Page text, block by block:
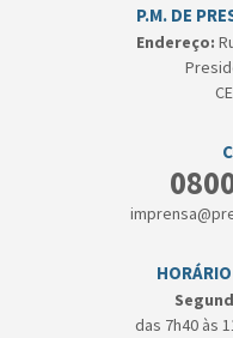
P.M. DE
Endereço:
das 7h40 às